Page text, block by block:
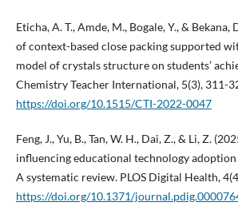
Eticha, A. T., Amde, M., Bogale, Y., & Bekana,
of context-based close packing supported
model of crystals structure on students’
Chemistry Teacher International, 5(3), 311-
https://doi.org/10.1515/CTI-2022-0047
Feng, J., Yu, B., Tan, W. H., Dai, Z., & Li, Z.
influencing educational technology
A systematic review. PLOS Digital Health,
https://doi.org/10.1371/